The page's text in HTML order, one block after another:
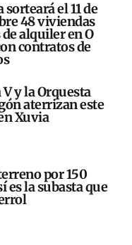
sorteará el 11 de
48 viviendas
alquiler en O
contratos de
y la Orquesta
aterrizan este
Xuvia
por 150
es la subasta que